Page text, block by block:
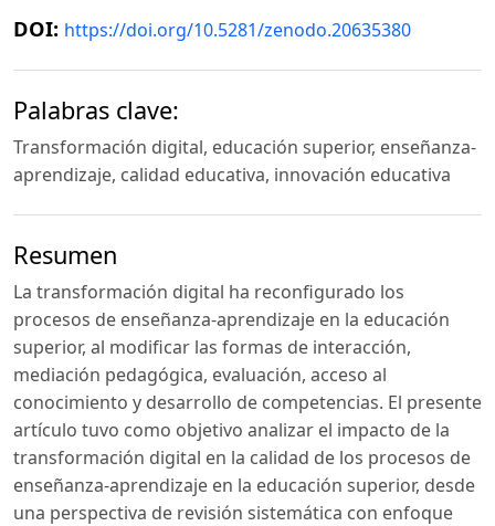
DOI: https://doi.org/10.5281/zenodo.20635380
Palabras clave:
Transformación digital, educación superior, enseñanza-
aprendizaje, calidad educativa, innovación educativa
Resumen
La transformación digital ha reconfigurado los
procesos de enseñanza-aprendizaje en la educación
superior, al modificar las formas de interacción,
mediación pedagógica, evaluación, acceso al
conocimiento y desarrollo de competencias. El presente
artículo tuvo como objetivo analizar el impacto de la
transformación digital en la calidad de los procesos de
enseñanza-aprendizaje en la educación superior, desde
una perspectiva de revisión sistemática con enfoque